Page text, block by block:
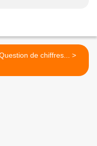
Question de chiffres... >